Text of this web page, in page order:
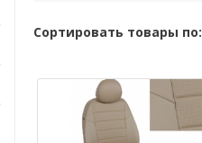
Сортировать товары по: